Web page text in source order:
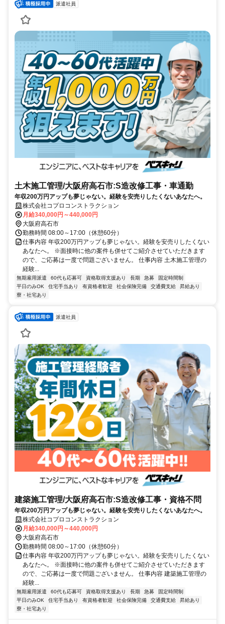
派遣社員
土木施工管理/大阪府高石市:S造改修工事・車通勤
年収200万円アップも夢じゃない。経験を安売りしたくないあなたへ。
株式会社コプロコンストラクション
月給340,000円～440,000円
大阪府高石市
勤務時間 08:00～17:00（休憩60分）
仕事内容 年収200万円アップも夢じゃない。経験を安売りしたくない
あなたへ。 ※面接時に他の案件も併せてご紹介させていただきます
ので、ご応募は一度で問題ございません。 仕事内容 土木施工管理の
経験...
無期雇用派遣 60代も応募可 資格取得支援あり 長期 急募
固定時間制
平日のみOK
住宅手当あり 有資格者歓迎 社会保険完備 交通費支給
昇給あり
寮・社宅あり
派遣社員
建築施工管理/大阪府高石市:S造改修工事・資格不問
年収200万円アップも夢じゃない。経験を安売りしたくないあなたへ。
株式会社コプロコンストラクション
月給340,000円～440,000円
大阪府高石市
勤務時間 08:00～17:00（休憩60分）
仕事内容 年収200万円アップも夢じゃない。経験を安売りしたくない
あなたへ。 ※面接時に他の案件も併せてご紹介させていただきます
ので、ご応募は一度で問題ございません。 仕事内容 建築施工管理の
経験...
無期雇用派遣 60代も応募可 資格取得支援あり 長期 急募
固定時間制
平日のみOK
住宅手当あり 有資格者歓迎 社会保険完備 交通費支給
昇給あり
寮・社宅あり